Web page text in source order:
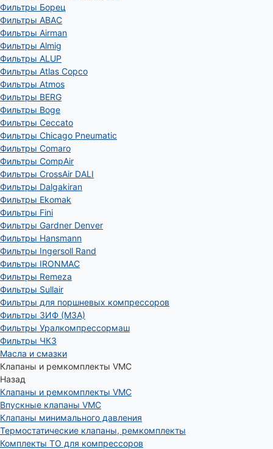
Фильтры Борец
Фильтры ABAC
Фильтры Airman
Фильтры Almig
Фильтры ALUP
Фильтры Atlas Copco
Фильтры Atmos
Фильтры BERG
Фильтры Boge
Фильтры Ceccato
Фильтры Chicago Pneumatic
Фильтры Comaro
Фильтры CompAir
Фильтры CrossAir DALI
Фильтры Dalgakiran
Фильтры Ekomak
Фильтры Fini
Фильтры Gardner Denver
Фильтры Hansmann
Фильтры Ingersoll Rand
Фильтры IRONMAC
Фильтры Remeza
Фильтры Sullair
Фильтры для поршневых компрессоров
Фильтры ЗИФ (МЗА)
Фильтры Уралкомпрессормаш
Фильтры ЧКЗ
Масла и смазки
Клапаны и ремкомплекты VMC
Назад
Клапаны и ремкомплекты VMC
Впускные клапаны VMC
Клапаны минимального давления
Термостатические клапаны, ремкомплекты
Комплекты ТО для компрессоров